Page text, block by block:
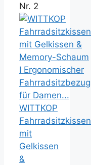
Nr. 2
WITTKOP
Fahrradsitzkissen
mit
Gelkissen
&